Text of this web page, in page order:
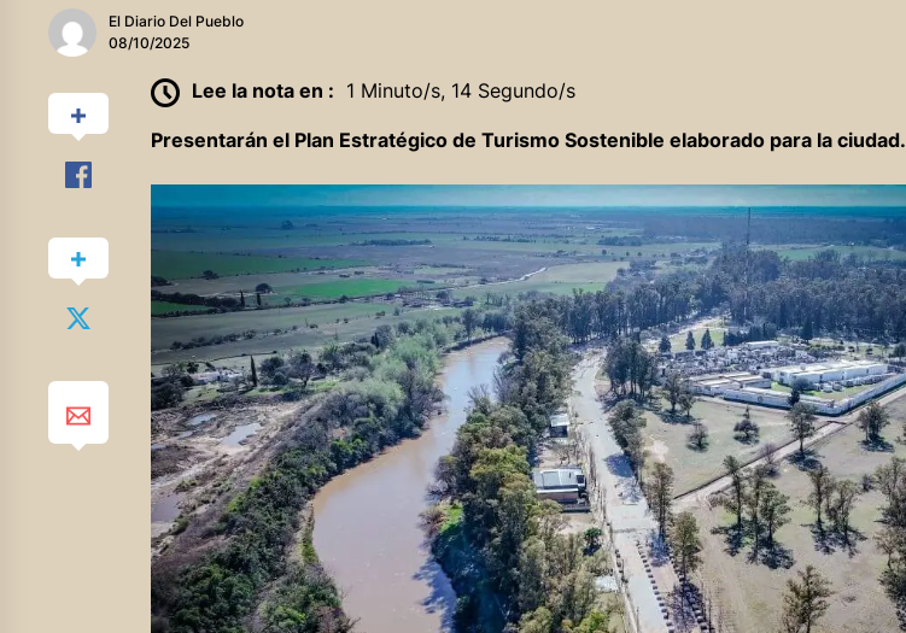
El Diario Del Pueblo
08/10/2025
Lee la nota en : 1 Minuto/s, 14 Segundo/s
Presentarán el Plan Estratégico de Turismo Sostenible elaborado para la ciudad.